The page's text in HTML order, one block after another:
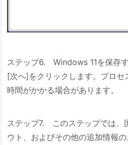
ステップ6. Windows 11を保存す
[次へ]をクリックします。プロセ
時間がかかる場合があります。
ステップ7. このステップでは、
ウト、およびその他の追加情報